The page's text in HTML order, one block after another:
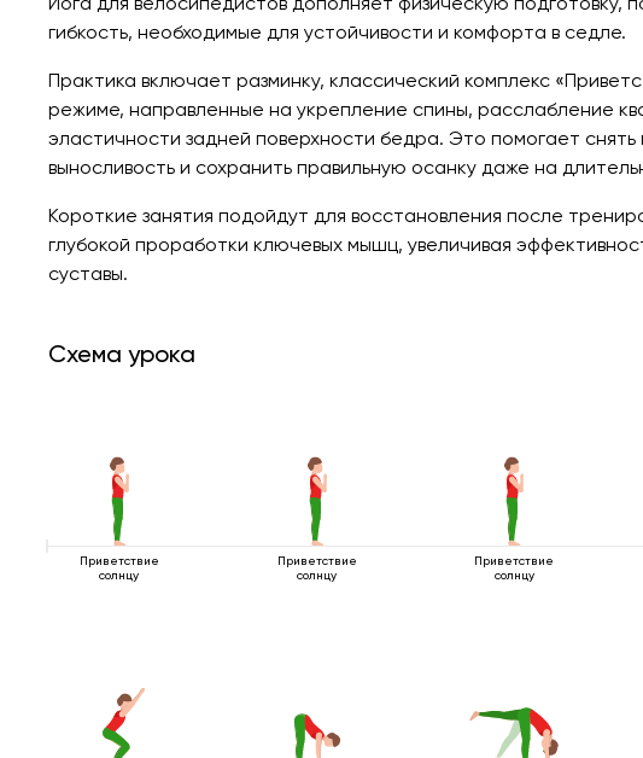
гибкость, необходимые для устойчивости и комфорта в седле.
Практика включает разминку, классический комплекс
режиме, направленные на укрепление спины, расслабление
эластичности задней поверхности бедра. Это помогает
выносливость и сохранить правильную осанку даже на
Короткие занятия подойдут для восстановления после
глубокой проработки ключевых мышц, увеличивая
суставы.
Схема урока
Приветствие
солнцу
Приветствие
солнцу
Приветствие
солнцу